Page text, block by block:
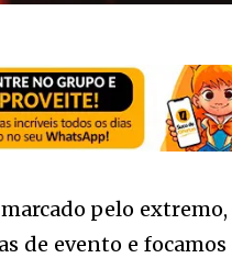
pelo extremo,
de evento e focamos